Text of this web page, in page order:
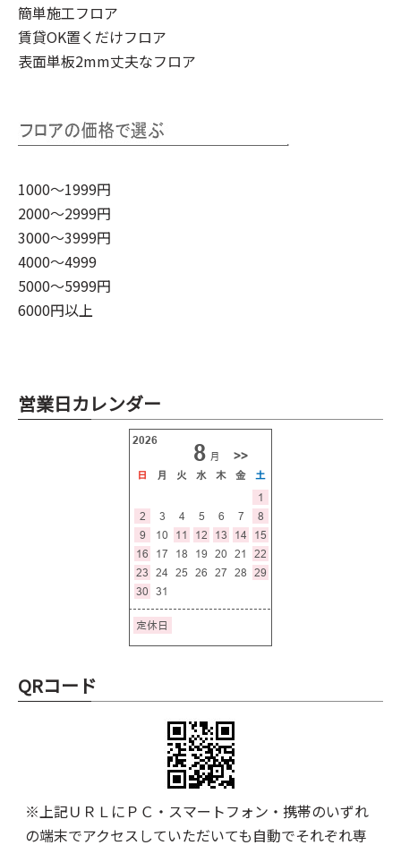
簡単施工フロア
賃貸OK置くだけフロア
表面単板2mm丈夫なフロア
1000～1999円
2000～2999円
3000～3999円
4000～4999
5000～5999円
6000円以上
営業日カレンダー
QRコード
※上記ＵＲＬにＰＣ・スマートフォン・携帯のいずれ
の端末でアクセスしていただいても自動でそれぞれ専